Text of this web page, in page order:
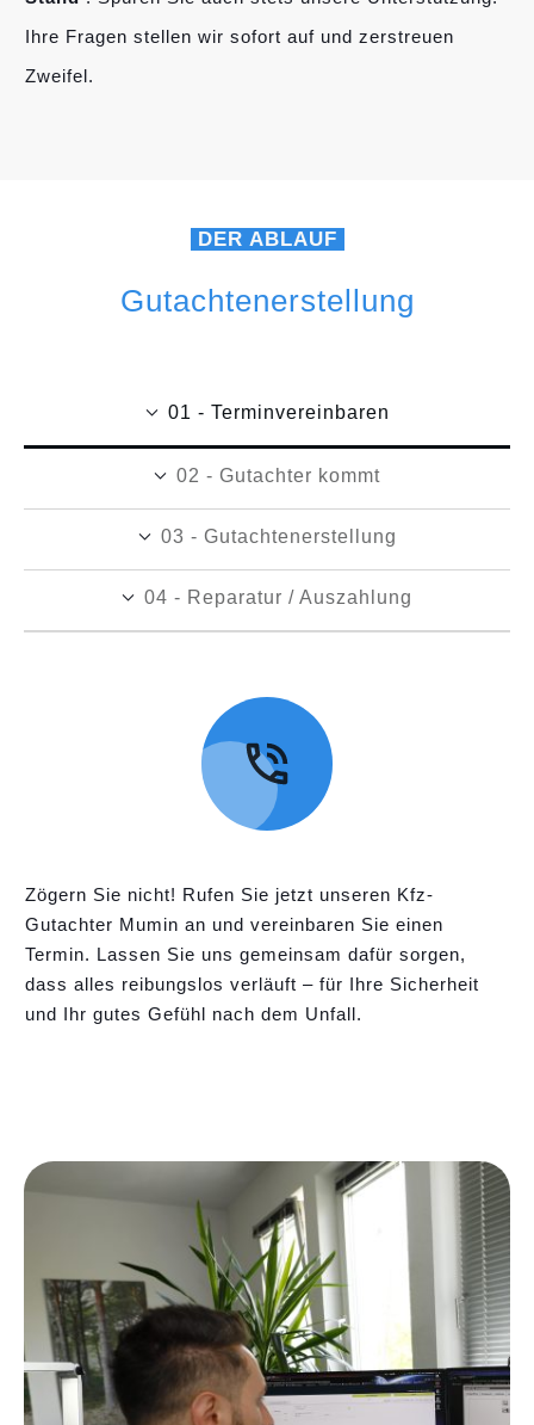
Ihre Fragen stellen wir sofort auf und zerstreuen
Zweifel.
DER ABLAUF
Gutachtenerstellung
01 - Terminvereinbaren
02 - Gutachter kommt
03 - Gutachtenerstellung
04 - Reparatur / Auszahlung
Zögern Sie nicht! Rufen Sie jetzt unseren Kfz-
Gutachter Mumin an und vereinbaren Sie einen
Termin. Lassen Sie uns gemeinsam dafür sorgen,
dass alles reibungslos verläuft – für Ihre Sicherheit
und Ihr gutes Gefühl nach dem Unfall.